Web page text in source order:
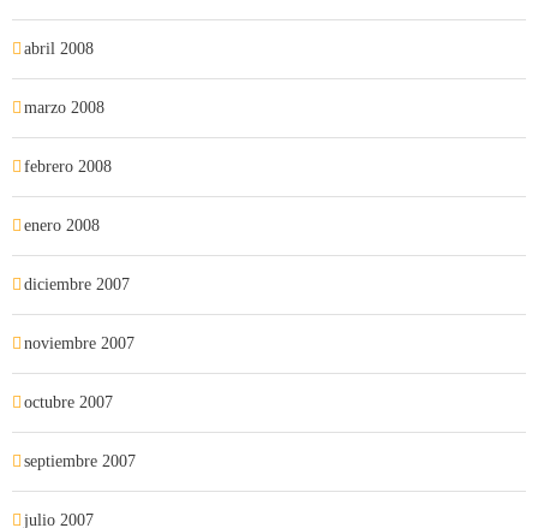
abril 2008
marzo 2008
febrero 2008
enero 2008
diciembre 2007
noviembre 2007
octubre 2007
septiembre 2007
julio 2007